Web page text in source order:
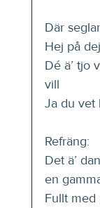
Där
Hej på
Dé ä’ tjo
vill
Ja du vet
Refräng:
Det ä’
en
Fullt